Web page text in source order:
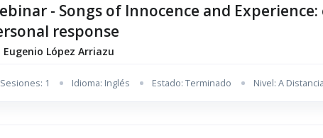
- Songs of Innocence and
response
Eugenio López Arriazu
Sesiones: 1 Idioma: Inglés Estado: Terminado Nivel: A Distancia